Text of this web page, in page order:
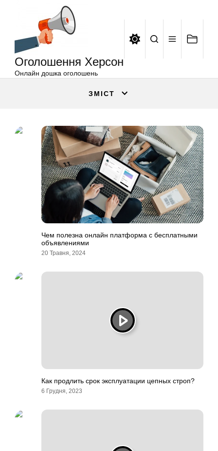
Оголошення Херсон
Онлайн дошка оголошень
ЗМІСТ
Чем полезна онлайн платформа с бесплатными
объявлениями
20 Травня, 2024
Как продлить срок эксплуатации цепных строп?
6 Грудня, 2023